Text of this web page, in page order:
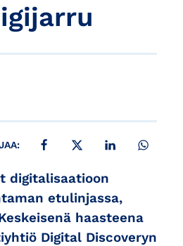
JAA FACEBOOKISSA
JAA X:SSÄ JAA LINKEDINISSÄ
digitalisaatioon
etulinjassa,
haasteena
Digital Discoveryn